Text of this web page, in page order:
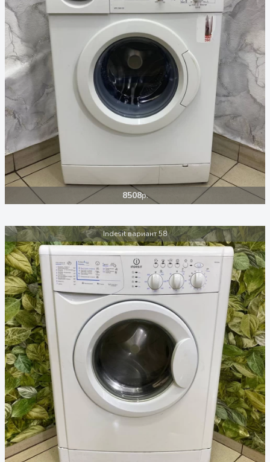
8508р.
Indesit вариант 58